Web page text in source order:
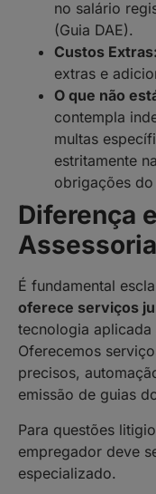
no salário
(Guia DAE).
Custos Extras:
extras e
O que não
contempla
multas
estritamente
obrigações do
Diferença
É fundamental
oferece serviços
tecnologia
Oferecemos
precisos,
emissão de guias
Para questões
empregador deve
especializado.